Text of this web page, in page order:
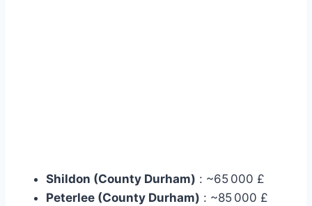
Shildon (County Durham) : ~65 000 £
Peterlee (County Durham) : ~85 000 £